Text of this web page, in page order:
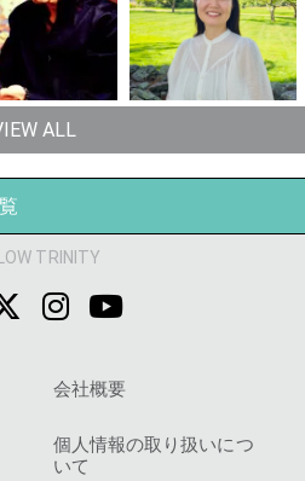
ALL
TRINITY
会社概要
個人情報の取り扱いにつ
いて